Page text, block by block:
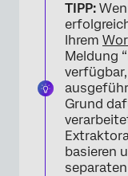
TIPP:
Ihrem
Meldung
Grund
basieren